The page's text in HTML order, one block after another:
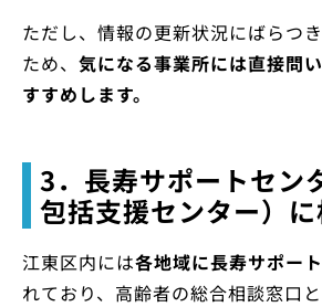
ただし、情報の更新状況にばらつ
ため、 気になる事業所には直接問
すすめします。
3．長寿サポートセン
包括支援センター）
江東区内には各地域に長寿サポー
れており、高齢者の総合相談窓口